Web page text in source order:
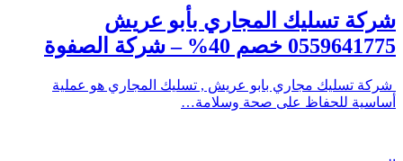
شركة تسليك المجاري بأبو عريش
0559641775 خصم 40% – شركة الصفوة
شركة تسليك مجاري بابو عريش , تسليك المجاري هو عملية
أساسية للحفاظ على صحة وسلامة…